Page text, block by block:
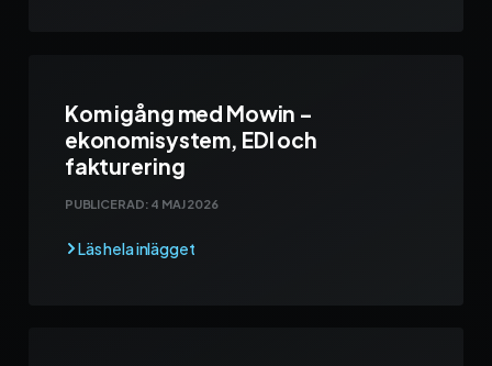
Kom igång med Mowin –
ekonomisystem, EDI och
fakturering
PUBLICERAD: 4 MAJ 2026